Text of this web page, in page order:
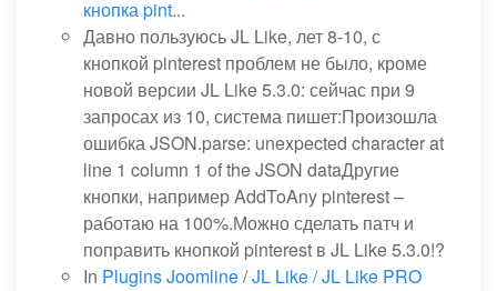
кнопка pint...
Давно пользуюсь JL Like, лет 8-10, с
кнопкой pinterest проблем не было, кроме
новой версии JL Like 5.3.0: сейчас при 9
запросах из 10, система пишет:Произошла
ошибка JSON.parse: unexpected character at
line 1 column 1 of the JSON dataДругие
кнопки, например AddToAny pinterest –
работаю на 100%.Можно сделать патч и
поправить кнопкой pinterest в JL Like 5.3.0!?
In Plugins Joomline/JL Like / JL Like PRO